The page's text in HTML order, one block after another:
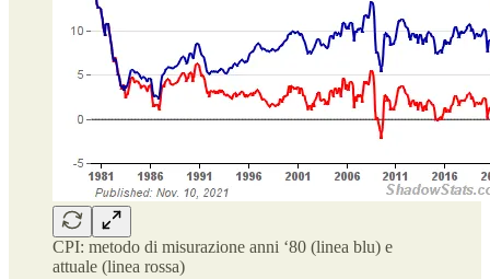
CPI: metodo di misurazione anni ‘80 (linea blu) e
attuale (linea rossa)